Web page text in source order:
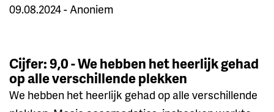
09.08.2024 - Anoniem
Cijfer: 9,0 - We hebben het heerlijk gehad
op alle verschillende plekken
We hebben het heerlijk gehad op alle verschillende